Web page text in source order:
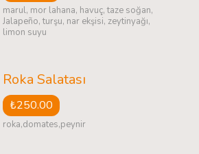
marul, mor lahana, havuç, taze soğan,
Jalapeño, turşu, nar ekşisi, zeytinyağı,
limon suyu
Roka Salatası
₺250.00
roka,domates,peynir